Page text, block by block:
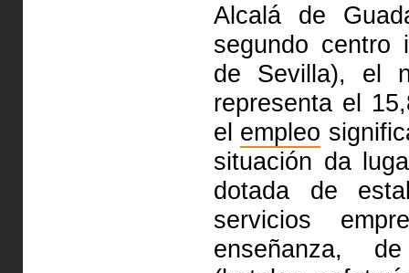
Alcalá de
segundo centro
de Sevilla), el
representa el
el empleo
situación da
dotada de
servicios
enseñanza,